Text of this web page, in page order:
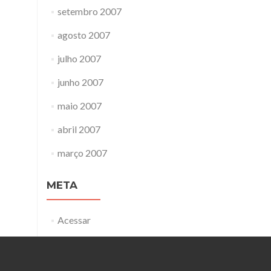
setembro 2007
agosto 2007
julho 2007
junho 2007
maio 2007
abril 2007
março 2007
META
Acessar